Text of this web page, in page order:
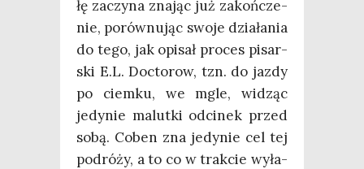
łę zaczy­na zna­jąc już zakoń­cze­
nie, porów­nu­jąc swo­je dzia­ła­nia
do tego, jak opi­sał pro­ces pisar­
ski E.L. Docto­row, tzn. do jaz­dy
po ciem­ku, we mgle, widząc
jedy­nie malut­ki odci­nek przed
sobą. Coben zna jedy­nie cel tej
podró­ży, a to co w trak­cie wyła­